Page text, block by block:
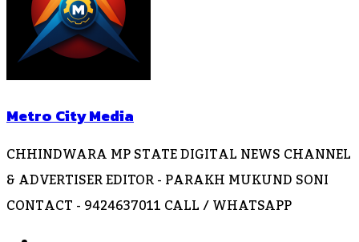
Metro City Media
CHHINDWARA MP STATE DIGITAL NEWS CHANNEL
& ADVERTISER EDITOR - PARAKH MUKUND SONI
CONTACT - 9424637011 CALL / WHATSAPP